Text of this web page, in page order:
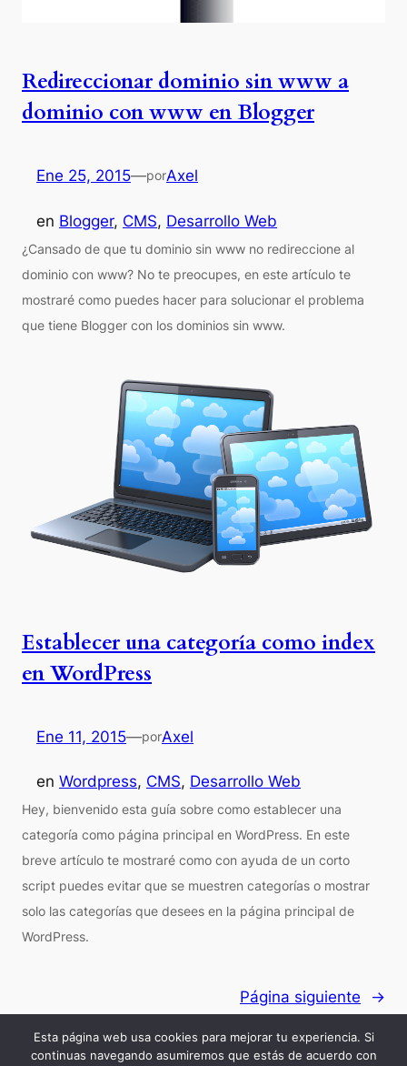
Redireccionar dominio sin www a
dominio con www en Blogger
Ene 25, 2015—porAxel
en Blogger, CMS, Desarrollo Web
¿Cansado de que tu dominio sin www no redireccione al
dominio con www? No te preocupes, en este artículo te
mostraré como puedes hacer para solucionar el problema
que tiene Blogger con los dominios sin www.
Establecer una categoría como index
en WordPress
Ene 11, 2015—porAxel
en Wordpress, CMS, Desarrollo Web
Hey, bienvenido esta guía sobre como establecer una
categoría como página principal en WordPress. En este
breve artículo te mostraré como con ayuda de un corto
script puedes evitar que se muestren categorías o mostrar
solo las categorías que desees en la página principal de
WordPress.
Página siguiente →
Esta página web usa cookies para mejorar tu experiencia. Si
continuas navegando asumiremos que estás de acuerdo con